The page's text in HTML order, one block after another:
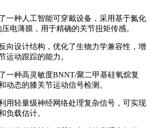
一种人工智能可穿戴设备，采用基于氮化
电薄膜，用于精确的关节扭矩传感。
向设计结构，优化了生物力学兼容性，增
运动跟踪的能力。
一种高灵敏度BNNT/聚二甲基硅氧烷复
动态的膝关节运动信号检测。
用轻量级神经网络处理复杂信号，可实现
负载估计。